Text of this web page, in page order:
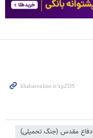
دفاع مقدس (جنگ تحمیلی)